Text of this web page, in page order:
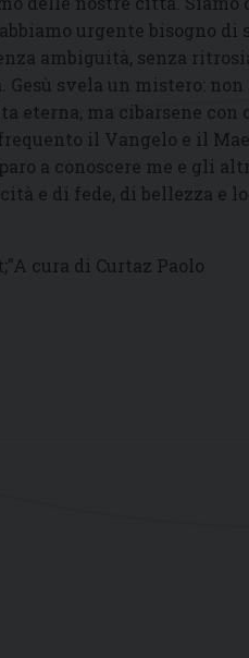
urgente bisogno
ambiguità, senza
Gesù svela un mistero:
eterna, ma cibarsene
il Vangelo e il
a conoscere me e gli
e di fede, di bellezza e
cura di Curtaz Paolo